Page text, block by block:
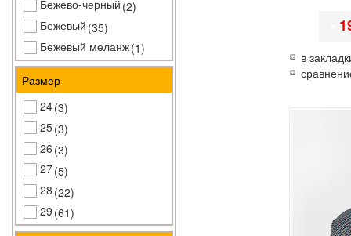
Бежево-черный (2)
Бежевый (35)
Бежевый меланж(1)
Бежевый/синий(1)
Бело-бирюзовый (1)
Бело-бордовый
Бело-голубой
Бело-грифельный
Бело-желтый
Бело-зеленый
Бело-красный
Размер
24(3)
25(3)
26 (3)
27(5)
28 (22)
29 (61)
30
в